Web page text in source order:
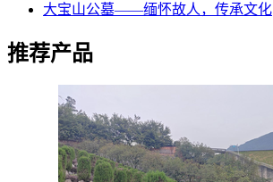
大宝山公墓——缅怀故人，传承文化
推荐产品